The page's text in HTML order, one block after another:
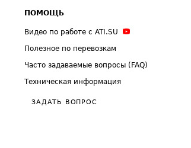
ПОМОЩЬ
Видео по работе с ATI.SU
Полезное по перевозкам
Часто задаваемые вопросы (FAQ)
Техническая информация
ЗАДАТЬ ВОПРОС